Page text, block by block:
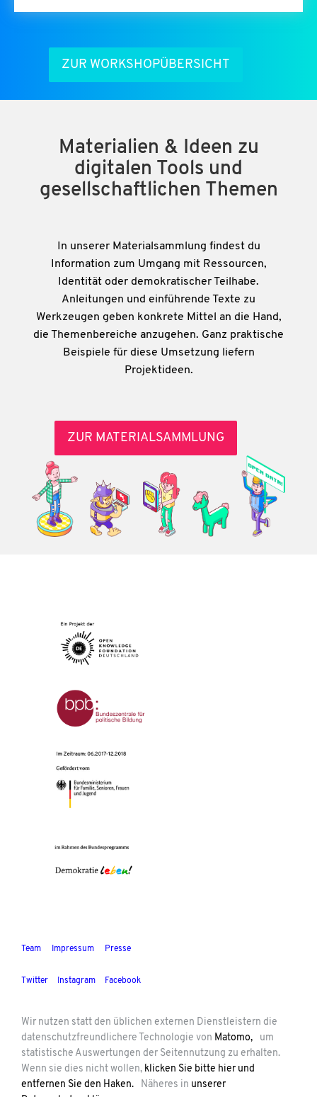
ZUR WORKSHOPÜBERSICHT
Materialien & Ideen zu
digitalen Tools und
gesellschaftlichen Themen
In unserer Materialsammlung findest du
Information zum Umgang mit Ressourcen,
Identität oder demokratischer Teilhabe.
Anleitungen und einführende Texte zu
Werkzeugen geben konkrete Mittel an die Hand,
die Themenbereiche anzugehen. Ganz praktische
Beispiele für diese Umsetzung liefern
Projektideen.
ZUR MATERIALSAMMLUNG
Team Impressum Presse
Twitter Instagram Facebook
Wir nutzen statt den üblichen externen Dienstleistern die
datenschutzfreundlichere Technologie von Matomo,
um
statistische Auswertungen der Seitennutzung zu erhalten.
Wenn sie dies nicht wollen, klicken Sie bitte hier und
entfernen Sie den Haken.
Näheres in unserer